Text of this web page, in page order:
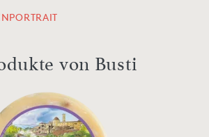
von Busti